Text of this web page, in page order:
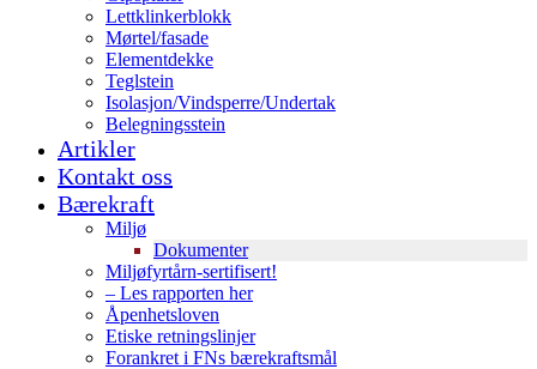
Lettklinkerblokk
Mørtel/fasade
Elementdekke
Teglstein
Isolasjon/Vindsperre/Undertak
Belegningsstein
Artikler
Kontakt oss
Bærekraft
Miljø
Dokumenter
Miljøfyrtårn-sertifisert!
– Les rapporten her
Åpenhetsloven
Etiske retningslinjer
Forankret i FNs bærekraftsmål